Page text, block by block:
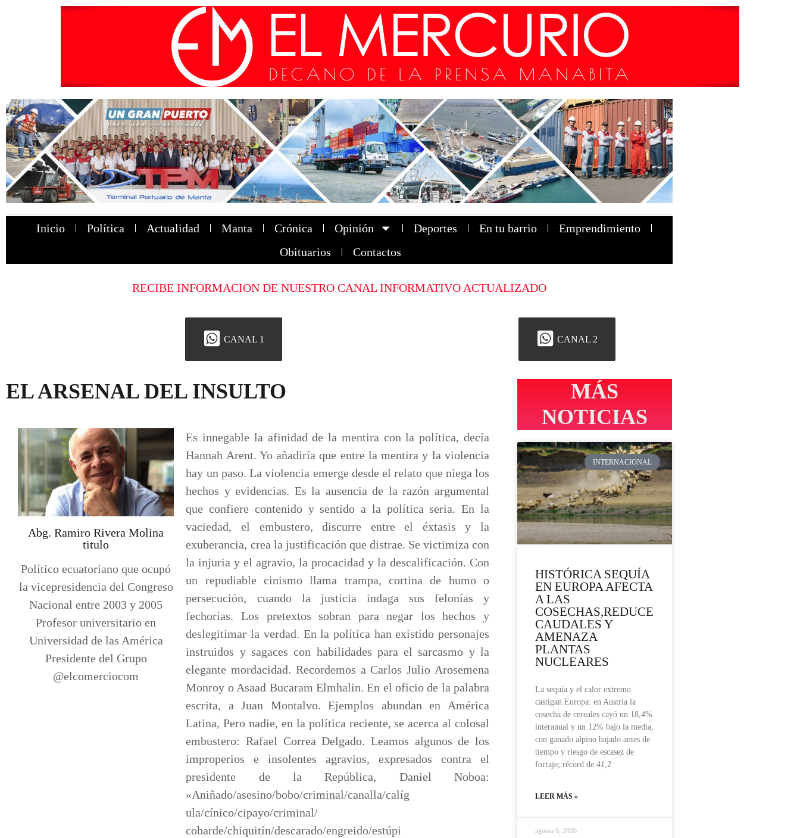
Inicio Política Actualidad Manta Crónica Opinión Deportes En tu barrio
Emprendimiento
Obituarios
Contactos
RECIBE INFORMACION DE NUESTRO CANAL INFORMATIVO ACTUALIZADO
CANAL 1 CANAL 2
EL ARSENAL DEL INSULTO
Abg. Ramiro Rivera Molina
titulo
Político ecuatoriano que ocupó
la vicepresidencia del Congreso
Nacional entre 2003 y 2005
Profesor universitario en
Universidad de las América
Presidente del Grupo
@elcomerciocom
Es innegable la afinidad de la mentira con la política, decía
Hannah Arent. Yo añadiría que entre la mentira y la violencia
hay un paso. La violencia emerge desde el relato que niega los
hechos y evidencias. Es la ausencia de la razón argumental
que confiere contenido y sentido a la política seria. En la
vaciedad, el embustero, discurre entre el éxtasis y la
exuberancia, crea la justificación que distrae. Se victimiza con
la injuria y el agravio, la procacidad y la descalificación. Con
un repudiable cinismo llama trampa, cortina de humo o
persecución, cuando la justicia indaga sus felonías y
fechorías. Los pretextos sobran para negar los hechos y
deslegitimar la verdad. En la política han existido personajes
instruidos y sagaces con habilidades para el sarcasmo y la
elegante mordacidad. Recordemos a Carlos Julio Arosemena
Monroy o Asaad Bucaram Elmhalin. En el oficio de la palabra
escrita, a Juan Montalvo. Ejemplos abundan en América
Latina, Pero nadie, en la política reciente, se acerca al colosal
embustero: Rafael Correa Delgado. Leamos algunos de los
improperios e insolentes agravios, expresados contra el
presidente de la República, Daniel Noboa:
«Aniñado/asesino/bobo/criminal/canalla/calíg
ula/cínico/cipayo/criminal/
cobarde/chiquitín/descarado/engreido/estúpi
MÁS
NOTICIAS
INTERNACIONAL
HISTÓRICA SEQUÍA
EN EUROPA AFECTA
A LAS
COSECHAS,REDUCE
CAUDALES Y
AMENAZA
PLANTAS
NUCLEARES
La sequía y el calor extremo
castigan Europa: en Austria la
cosecha de cereales cayó un 18,4%
interanual y un 12% bajo la media,
con ganado alpino bajado antes de
tiempo y riesgo de escasez de
forraje; récord de 41,2
LEER MÁS »
agosto 6, 2026